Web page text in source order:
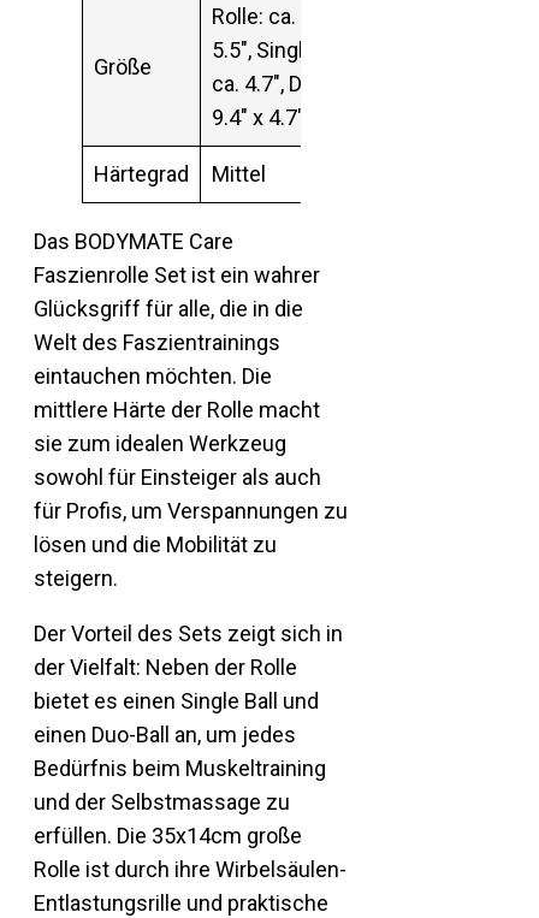
Größe
Rolle: ca. 13.8″ x
5.5″, Single Ball: Ø
ca. 4.7″, Duo-Ball: ca.
9.4″ x 4.7″
Härtegrad Mittel
Das BODYMATE Care
Faszienrolle Set ist ein wahrer
Glücksgriff für alle, die in die
Welt des Faszientrainings
eintauchen möchten. Die
mittlere Härte der Rolle macht
sie zum idealen Werkzeug
sowohl für Einsteiger als auch
für Profis, um Verspannungen zu
lösen und die Mobilität zu
steigern.
Der Vorteil des Sets zeigt sich in
der Vielfalt: Neben der Rolle
bietet es einen Single Ball und
einen Duo-Ball an, um jedes
Bedürfnis beim Muskeltraining
und der Selbstmassage zu
erfüllen. Die 35x14cm große
Rolle ist durch ihre Wirbelsäulen-
Entlastungsrille und praktische